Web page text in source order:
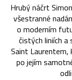
Hrubý náčrt
všestranné
o moderním
čistých liniích a
Saint Laurentem,
po jejím